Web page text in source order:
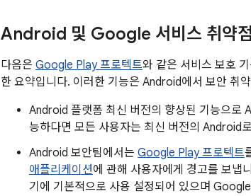
Android 및 Google 서비스 취약
다음은 Google Play 프로텍트와 같은 서비스 보호
한 요약입니다. 이러한 기능은 Android에서 보안 취
Android 플랫폼 최신 버전의 향상된 기능으로
능하다면 모든 사용자는 최신 버전의 Android
Android 보안팀에서는 Google Play 프로텍트
애플리케이션에 관해 사용자에게 경고를 보냅
기에 기본적으로 사용 설정되어 있으며